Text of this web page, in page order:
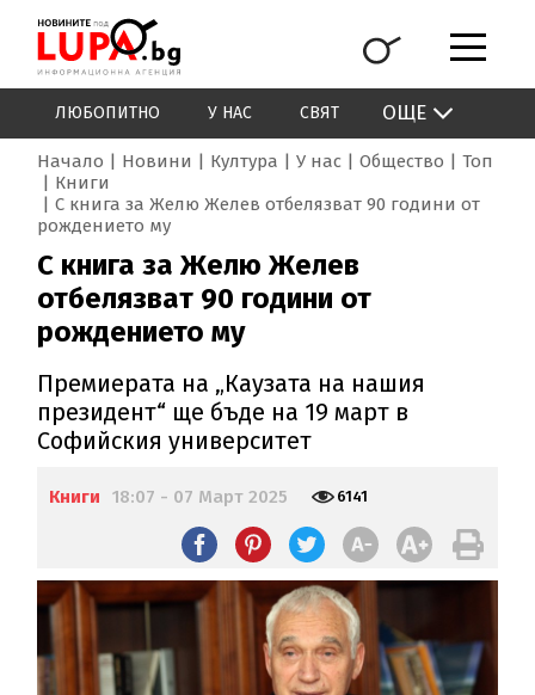
ЛЮБОПИТНО У НАС СВЯТ ОЩЕ
Начало Новини Култура У нас Общество
Топ
Книги
С книга за Желю Желев отбелязват 90 години от
рождението му
С книга за Желю Желев
отбелязват 90 години от
рождението му
Премиерата на „Каузата на нашия
президент“ ще бъде на 19 март в
Софийския университет
Книги 18:07 - 07 Март 2025 6141